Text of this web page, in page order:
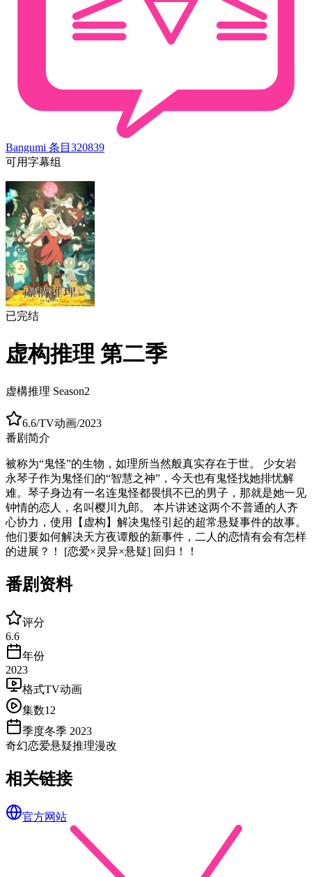
Bangumi 条目 320839
可用字幕组
已完结
虚构推理 第二季
虚構推理 Season2
6.6/TV动画/2023
番剧简介
被称为“鬼怪”的生物，如理所当然般真实存在于世。 少女岩
永琴子作为鬼怪们的“智慧之神”，今天也有鬼怪找她排忧解
难。琴子身边有一名连鬼怪都畏惧不已的男子，那就是她一见
钟情的恋人，名叫樱川九郎。 本片讲述这两个不普通的人齐
心协力，使用【虚构】解决鬼怪引起的超常悬疑事件的故事。
他们要如何解决天方夜谭般的新事件，二人的恋情有会有怎样
的进展？！ [恋爱×灵异×悬疑] 回归！！
番剧资料
评分
6.6
年份
2023
格式TV动画
集数12
季度冬季 2023
奇幻恋爱悬疑推理漫改
相关链接
官方网站